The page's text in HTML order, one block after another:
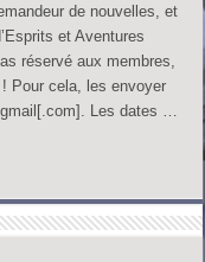
de nouvelles, et
et Aventures
réservé aux membres,
Pour cela, les envoyer
Les dates …